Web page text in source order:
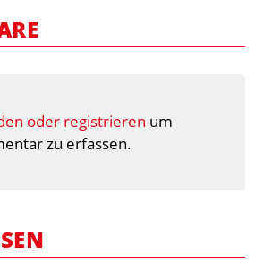
oder registrieren um
zu erfassen.